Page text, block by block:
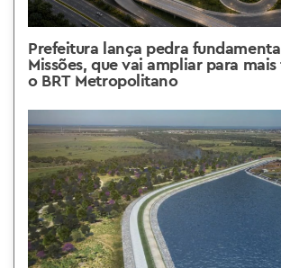
Prefeitura lança pedra
Missões, que vai ampliar para
o BRT Metropolitano